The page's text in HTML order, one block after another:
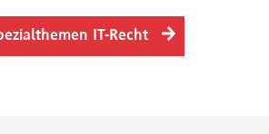
IT-Recht